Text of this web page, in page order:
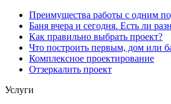
Преимущества работы с одним
Баня вчера и сегодня. Есть ли
Как правильно выбрать проект?
Что построить первым, дом или
Комплексное проектирование
Отзеркалить проект
Услуги